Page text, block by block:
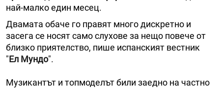
най-малко един месец.
Двамата обаче го правят много дискретно и
засега се носят само слухове за нещо повече от
близко приятелство, пише испанският вестник
"Ел Мундо".
Музикантът и топмоделът били заедно на частно